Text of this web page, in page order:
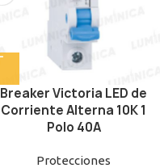
Breaker Victoria LED de
Corriente Alterna 10K 1
Polo 40A
Protecciones